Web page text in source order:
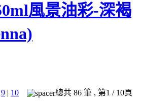
風景油彩-深褐
9 | 10 總共 86 筆 , 第1 / 10頁